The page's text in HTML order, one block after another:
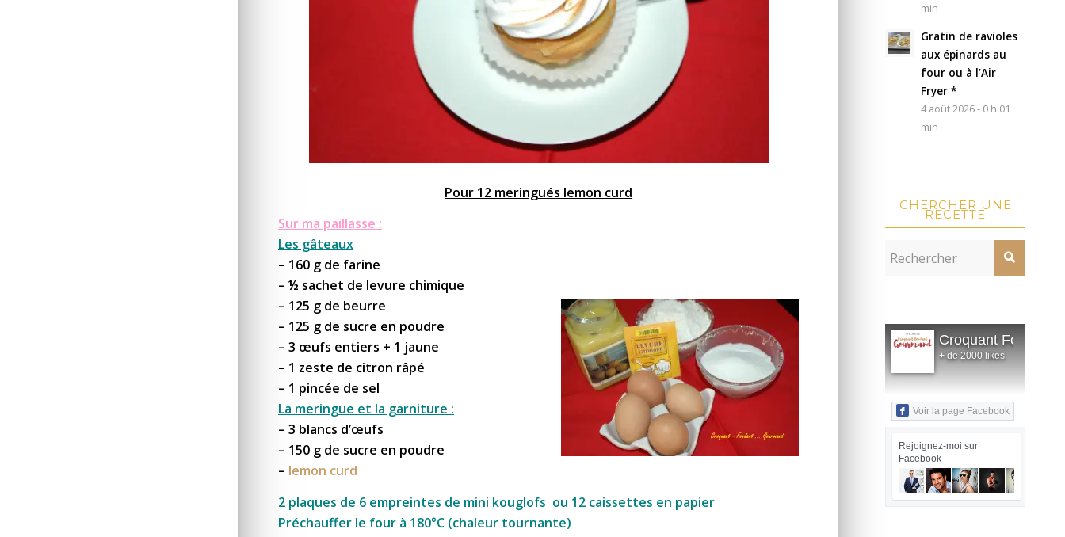
Pour 12 meringués lemon curd
Sur ma paillasse :
Les gâteaux
– 160 g de farine
– ½ sachet de levure chimique
– 125 g de beurre
– 125 g de sucre en poudre
– 3 œufs entiers + 1 jaune
– 1 zeste de citron râpé
– 1 pincée de sel
La meringue et la garniture :
– 3 blancs d’œufs
– 150 g de sucre en poudre
– lemon curd
2 plaques de 6 empreintes de mini kouglofs ou 12 caissettes en papier
Préchauffer le four à 180°C (chaleur tournante)
min
Gratin de ravioles
aux épinards au
four ou à l’Air
Fryer *
4 août 2026 - 0 h 01
min
CHERCHER UNE
RECETTE
Croquant Fondant
+ de 2000 likes
Voir la page Facebook
Rejoignez-moi sur
Facebook